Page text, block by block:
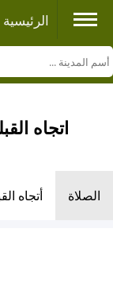
الرئيسية
اتجاه
الصلاة أتجاه